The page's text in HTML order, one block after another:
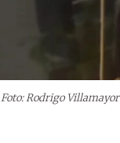
Foto: Rodrigo Villamayor